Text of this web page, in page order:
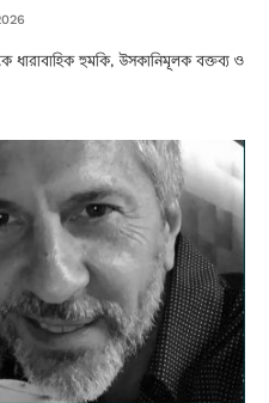
ধারাবাহিক হুমকি, উসকানিমূলক বক্তব্য ও